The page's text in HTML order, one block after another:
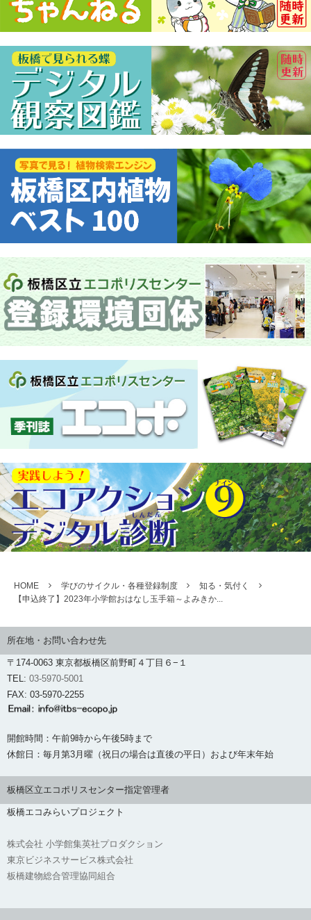
HOME 学びのサイクル・各種登録制度
知る・気付く
【申込終了】2023年小学館おはなし玉手箱～よみきか...
所在地・お問い合わせ先
〒174-0063 東京都板橋区前野町４丁目６−１
TEL: 03-5970-5001
FAX: 03-5970-2255
開館時間：午前9時から午後5時まで
休館日：毎月第3月曜（祝日の場合は直後の平日）および年末年始
板橋区立エコポリスセンター指定管理者
板橋エコみらいプロジェクト
株式会社 小学館集英社プロダクション
東京ビジネスサービス株式会社
板橋建物総合管理協同組合